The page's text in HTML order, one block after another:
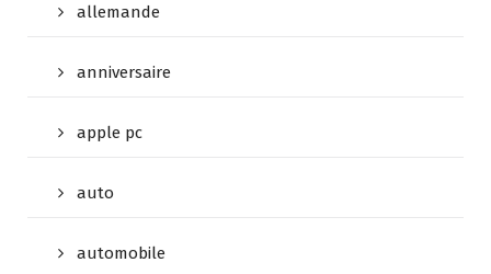
allemande
anniversaire
apple pc
auto
automobile